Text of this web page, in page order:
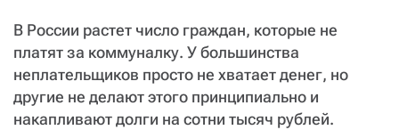
В России растет число граждан, которые не
платят за коммуналку. У большинства
неплательщиков просто не хватает денег, но
другие не делают этого принципиально и
накапливают долги на сотни тысяч рублей.